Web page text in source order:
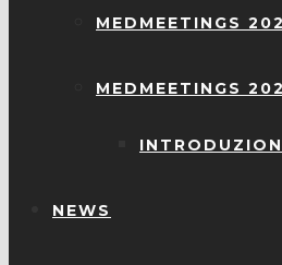
MEDMEETINGS
MEDMEETINGS
NEWS